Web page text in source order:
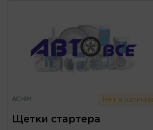
ACHIM Нет в наличии
Щетки стартера